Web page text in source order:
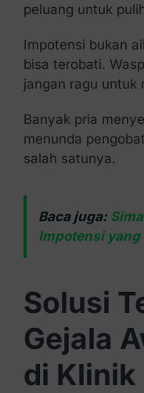
peluang untuk
Impotensi bukan
bisa terobati.
jangan ragu untuk
Banyak pria
menunda
salah satunya.
Baca juga:
Impotensi
Solusi
Gejala
di Klinik